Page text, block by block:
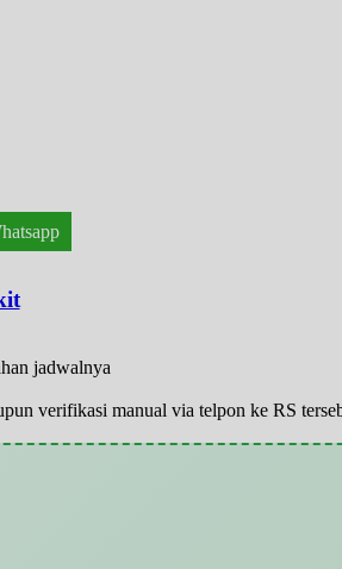
jadwalnya
verifikasi manual via telpon ke RS